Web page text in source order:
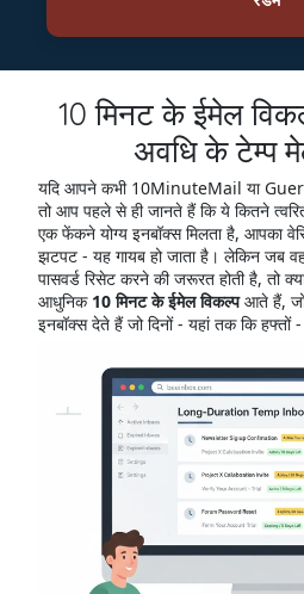
10 मिनट के ईमेल
अवधि के टेम्प
यदि आपने कभी 10MinuteMail या
तो आप पहले से ही जानते हैं कि ये कितने
एक फेंकने योग्य इनबॉक्स मिलता है, आपका
झटपट - यह गायब हो जाता है। लेकिन जब
पासवर्ड रिसेट करने की जरूरत होती है, तो
आधुनिक 10 मिनट के ईमेल विकल्पआते हैं, जो
इनबॉक्स देते हैं जो दिनों - यहां तक कि